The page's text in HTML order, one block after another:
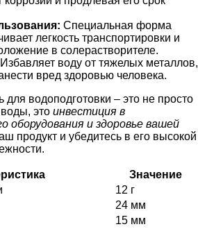
Специальная форма
легкость транспортировки и
в солерастворителе.
Избавляет воду от тяжелых металлов,
вред здоровью человека.
для водоподготовки – это не просто
это инвестиция в
оборудования и здоровье вашей
продукт и убедитесь в его высокой
Значение
12 г
24 мм
15 мм